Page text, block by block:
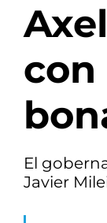
El
Javier